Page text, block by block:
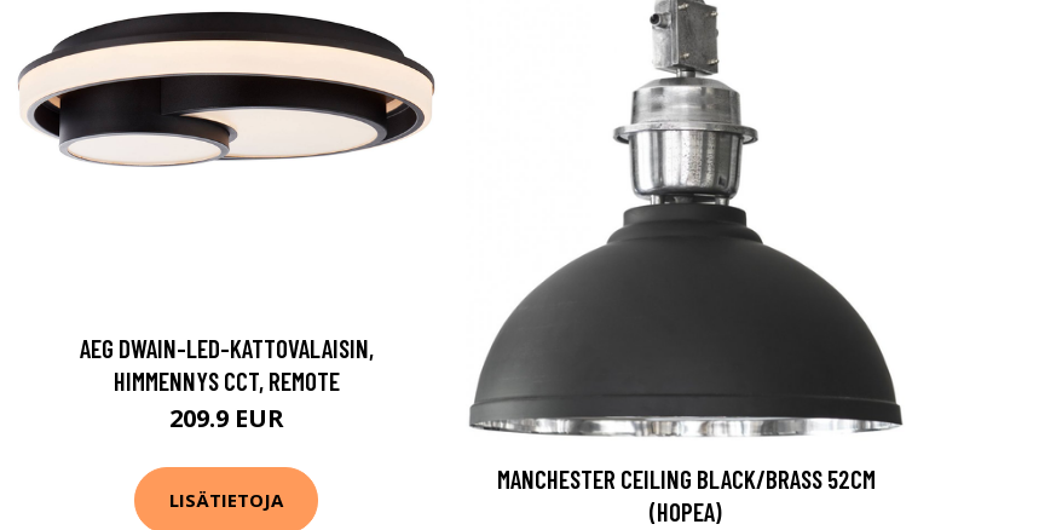
AEG DWAIN-LED-KATTOVALAISIN,
HIMMENNYS CCT, REMOTE
209.9 EUR
LISÄTIETOJA
MANCHESTER CEILING BLACK/BRASS 52CM
(HOPEA)